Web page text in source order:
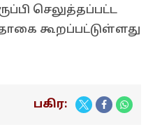
செலுத்தப்பட்ட
கூறப்பட்டுள்ளது
பகிர: